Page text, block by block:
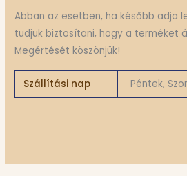
Abban az esetben, ha később adja
tudjuk biztosítani, hogy a terméket
Megértését köszönjük!
Szállítási nap Péntek,